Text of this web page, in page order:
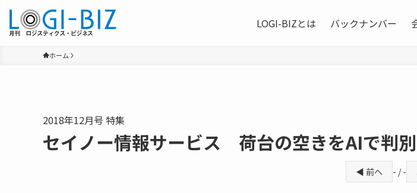
LOGI-BIZとは バックナンバー
ホーム
2018年12月号 特集
セイノー情報サービス 荷台の空きをAIで判
◀ 前へ - / -